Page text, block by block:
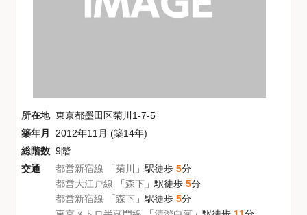
所在地 東京都墨田区菊川1-7-5
築年月
2012年11月 (築14年)
総階数 9階
交通
都営新宿線 「菊川 」駅徒歩 5分
都営大江戸線 「森下 」駅徒歩 5分
都営新宿線 「森下 」駅徒歩 5分